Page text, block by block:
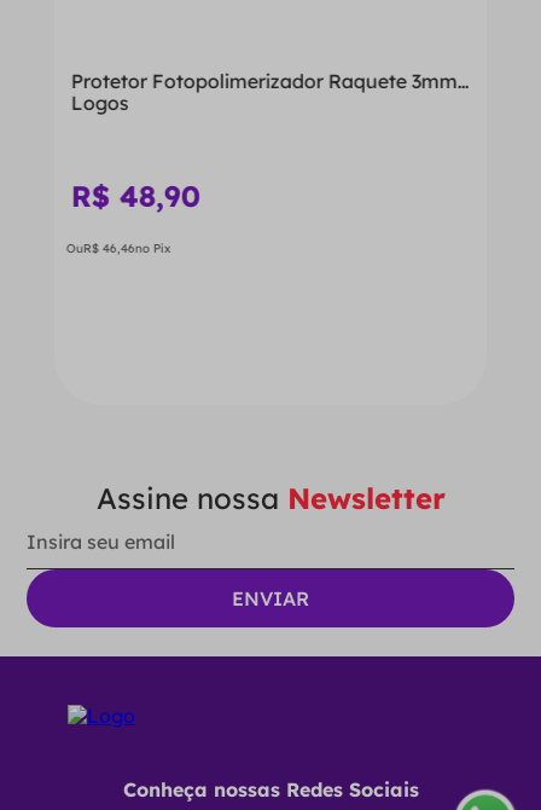
Protetor Fotopolimerizador Raquete 3mm -
Logos
R$ 48,90
OuR$ 46,46no Pix
Assine nossa Newsletter
Conheça nossas Redes Sociais